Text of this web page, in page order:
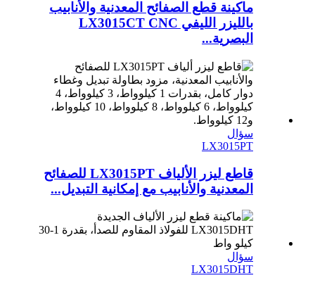
ماكينة قطع الصفائح المعدنية والأنابيب
بالليزر الليفي LX3015CT CNC
البصرية...
سؤال
LX3015PT
قاطع ليزر الألياف LX3015PT للصفائح
المعدنية والأنابيب مع إمكانية التبديل...
سؤال
LX3015DHT